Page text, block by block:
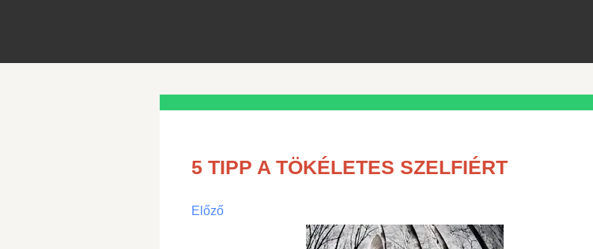
5 TIPP A TÖKÉLETES SZELFIÉRT
Előző